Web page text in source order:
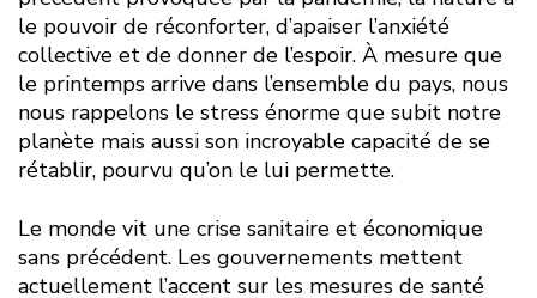
le pouvoir de réconforter, d’apaiser l’anxiété
collective et de donner de l’espoir. À mesure que
le printemps arrive dans l’ensemble du pays, nous
nous rappelons le stress énorme que subit notre
planète mais aussi son incroyable capacité de se
rétablir, pourvu qu’on le lui permette.
Le monde vit une crise sanitaire et économique
sans précédent. Les gouvernements mettent
actuellement l’accent sur les mesures de santé